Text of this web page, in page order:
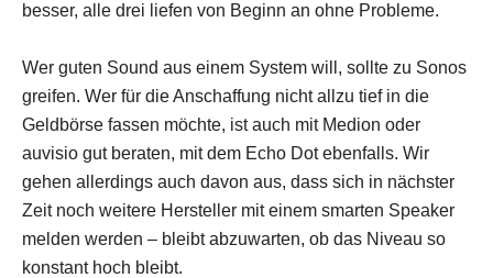
besser, alle drei liefen von Beginn an ohne Probleme.
Wer guten Sound aus einem System will, sollte zu Sonos
greifen. Wer für die Anschaffung nicht allzu tief in die
Geldbörse fassen möchte, ist auch mit Medion oder
auvisio gut beraten, mit dem Echo Dot ebenfalls. Wir
gehen allerdings auch davon aus, dass sich in nächster
Zeit noch weitere Hersteller mit einem smarten Speaker
melden werden – bleibt abzuwarten, ob das Niveau so
konstant hoch bleibt.